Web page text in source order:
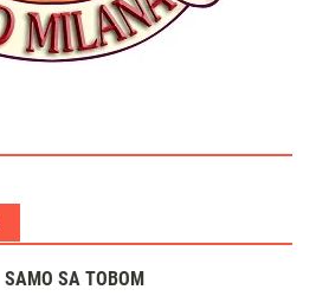
SAMO SA TOBOM